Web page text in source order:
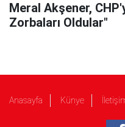
Meral Akşener,
Zorbaları Oldular"
Anasayfa Künye